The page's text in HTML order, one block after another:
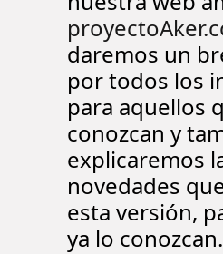
daremos un
por todos los
para aquellos
conozcan y
explicaremos
novedades
esta versión,
ya lo conozcan.